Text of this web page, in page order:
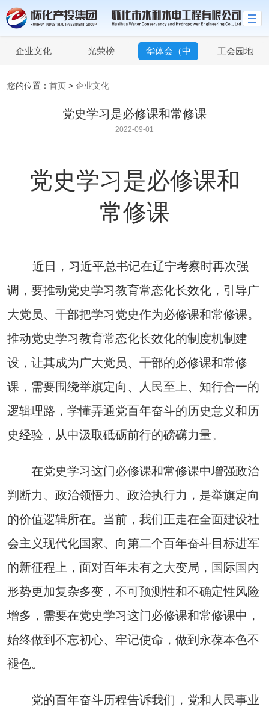
企业文化 光荣榜
华体会（中
工会园地
您的位置： 首页 > 企业文化
党史学习是必修课和常修课
2022-09-01
党史学习是必修课和
常修课
近日，习近平总书记在辽宁考察时再次强
调，要推动党史学习教育常态化长效化，引导广
大党员、干部把学习党史作为必修课和常修课。
推动党史学习教育常态化长效化的制度机制建
设，让其成为广大党员、干部的必修课和常修
课，需要围绕举旗定向、人民至上、知行合一的
逻辑理路，学懂弄通党百年奋斗的历史意义和历
史经验，从中汲取砥砺前行的磅礴力量。
在党史学习这门必修课和常修课中增强政治
判断力、政治领悟力、政治执行力，是举旗定向
的价值逻辑所在。当前，我们正走在全面建设社
会主义现代化国家、向第二个百年奋斗目标进军
的新征程上，面对百年未有之大变局，国际国内
形势更加复杂多变，不可预测性和不确定性风险
增多，需要在党史学习这门必修课和常修课中，
始终做到不忘初心、牢记使命，做到永葆本色不
褪色。
党的百年奋斗历程告诉我们，党和人民事业